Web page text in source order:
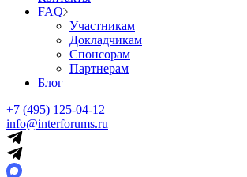
FAQ
Участникам
Докладчикам
Спонсорам
Партнерам
Блог
+7 (495) 125-04-12
info@interforums.ru